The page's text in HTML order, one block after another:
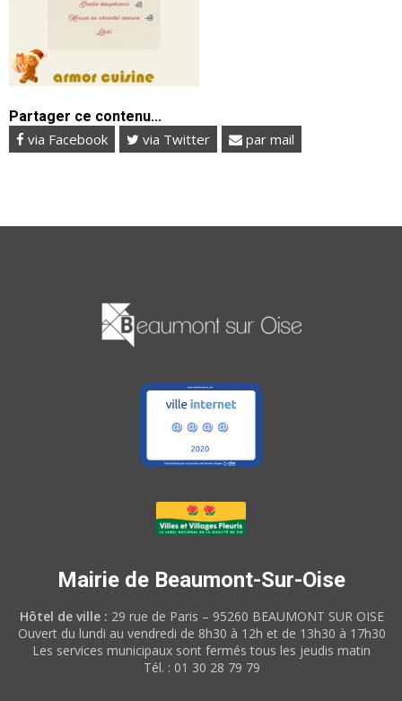
Partager ce contenu...
via Facebook via Twitter par mail
Mairie de Beaumont-Sur-Oise
Hôtel de ville : 29 rue de Paris – 95260 BEAUMONT SUR OISE
Ouvert du lundi au vendredi de 8h30 à 12h et de 13h30 à 17h30
Les services municipaux sont fermés tous les jeudis matin
Tél. : 01 30 28 79 79